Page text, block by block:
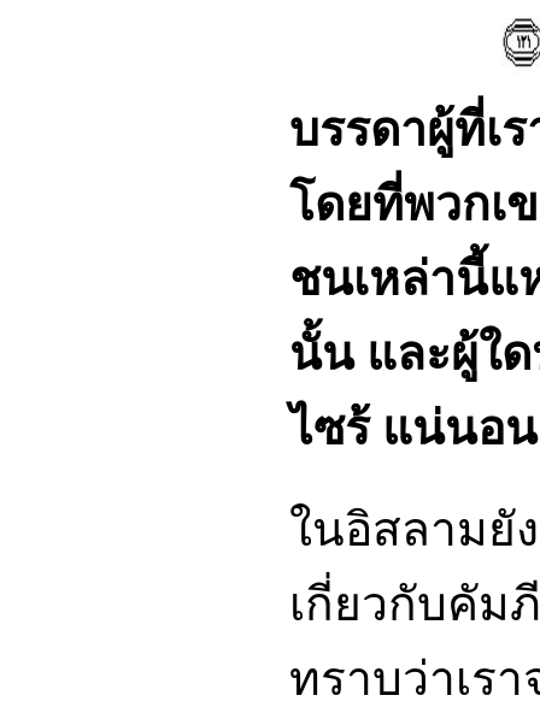
บรรดาผู้ที่เ
โดยที่พวกเ
ชนเหล่านี้แ
นั้น และผู้ใ
ไซร้ แน่นอ
ในอิสลามยั
เกี่ยวกับคั
ทราบว่าเร